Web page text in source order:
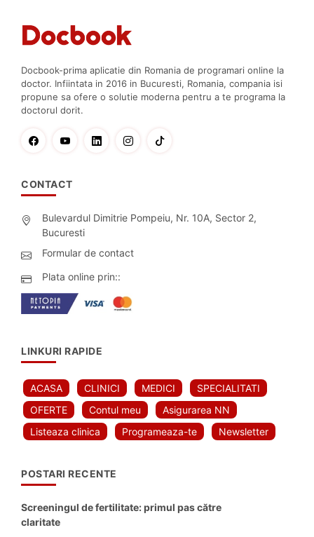
Docbook-prima aplicatie din Romania de programari online la
doctor. Infiintata in 2016 in Bucuresti, Romania, compania isi
propune sa ofere o solutie moderna pentru a te programa la
doctorul dorit.
CONTACT
Bulevardul Dimitrie Pompeiu, Nr. 10A, Sector 2,
Bucuresti
Formular de contact
Plata online prin::
LINKURI RAPIDE
ACASA CLINICI MEDICI
SPECIALITATI
OFERTE
Contul meu
Asigurarea NN
Listeaza clinica
Programeaza-te Newsletter
POSTARI RECENTE
Screeningul de fertilitate: primul pas către
claritate